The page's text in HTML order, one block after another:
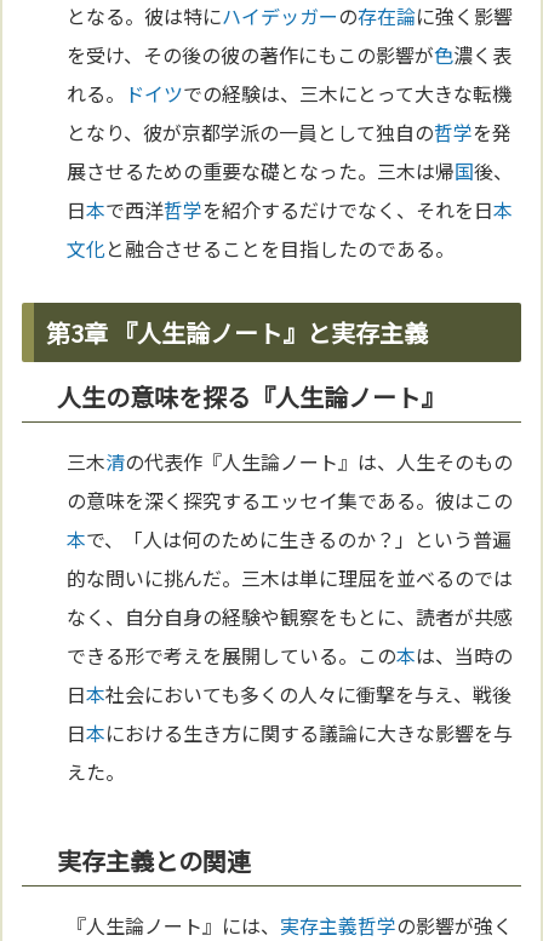
となる。彼は特にハイデッガーの存在論に強く影響
を受け、その後の彼の著作にもこの影響が色濃く表
れる。 ドイツでの経験は、三木にとって大きな転機
となり、彼が京都学派の一員として独自の哲学を発
展させるための重要な礎となった。三木は帰国後、
日本で西洋哲学を紹介するだけでなく、それを日本
文化と融合させることを目指したのである。
第3章 『人生論ノート』と実存主義
人生の意味を探る『人生論ノート』
三木清の代表作『人生論ノート』は、人生そのもの
の意味を深く探究するエッセイ集である。彼はこの
本で、「人は何のために生きるのか？」という普遍
的な問いに挑んだ。三木は単に理屈を並べるのでは
なく、自分自身の経験や観察をもとに、読者が共感
できる形で考えを展開している。この本は、当時の
日本社会においても多くの人々に衝撃を与え、戦後
日本における生き方に関する議論に大きな影響を与
えた。
実存主義との関連
『人生論ノート』には、 実存主義哲学の影響が強く